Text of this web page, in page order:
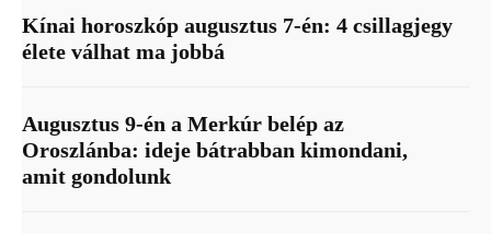
Kínai horoszkóp augusztus 7-én: 4 csillagjegy
élete válhat ma jobbá
Augusztus 9-én a Merkúr belép az
Oroszlánba: ideje bátrabban kimondani,
amit gondolunk